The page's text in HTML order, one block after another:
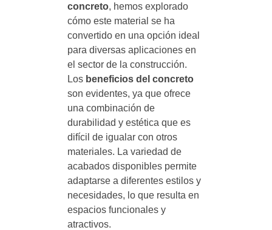
concreto, hemos explorado
cómo este material se ha
convertido en una opción ideal
para diversas aplicaciones en
el sector de la construcción.
Los beneficios del concreto
son evidentes, ya que ofrece
una combinación de
durabilidad y estética que es
difícil de igualar con otros
materiales. La variedad de
acabados disponibles permite
adaptarse a diferentes estilos y
necesidades, lo que resulta en
espacios funcionales y
atractivos.